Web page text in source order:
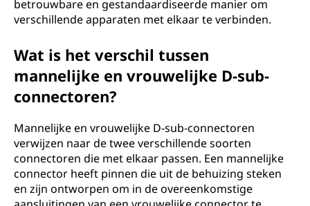
betrouwbare en gestandaardiseerde manier om
verschillende apparaten met elkaar te verbinden.
Wat is het verschil tussen
mannelijke en vrouwelijke D-sub-
connectoren?
Mannelijke en vrouwelijke D-sub-connectoren
verwijzen naar de twee verschillende soorten
connectoren die met elkaar passen. Een mannelijke
connector heeft pinnen die uit de behuizing steken
en zijn ontworpen om in de overeenkomstige